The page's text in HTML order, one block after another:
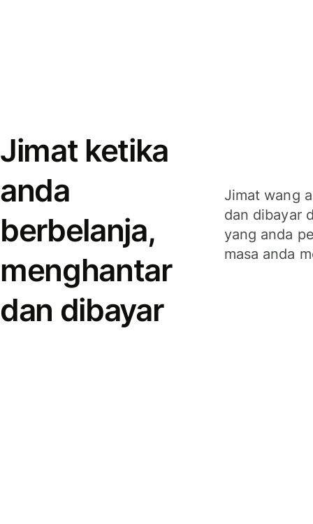
Jimat ketika
anda
berbelanja,
menghantar
dan dibayar
Jimat wang
dan dibayar
yang anda
masa anda